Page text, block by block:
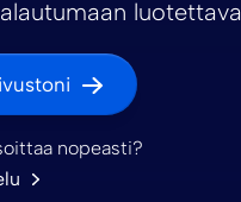
nopeasti?